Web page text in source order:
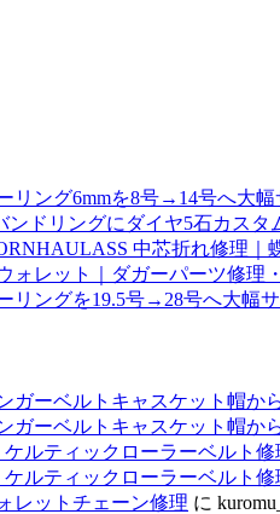
リング6mmを8号→14号へ大
ドリングにダイヤ5石カスタ
中芯折れ修理
ォレット｜ダガーパーツ修理
リングを19.5号→28号へ大幅
ガーベルトキャスケット帽か
ガーベルトキャスケット帽か
ルティックローラーベルト修
ルティックローラーベルト修
レットチェーン修理 に